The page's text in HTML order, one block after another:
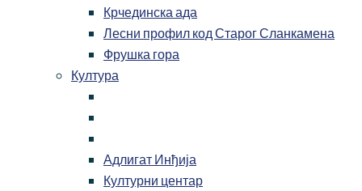
Крчединска ада
Лесни профил код Старог Сланкамена
Фрушка гора
Култура
Адлигат Инђија
Културни центар